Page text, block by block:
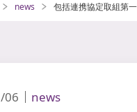
news 包括連携協定取組第一
06 news